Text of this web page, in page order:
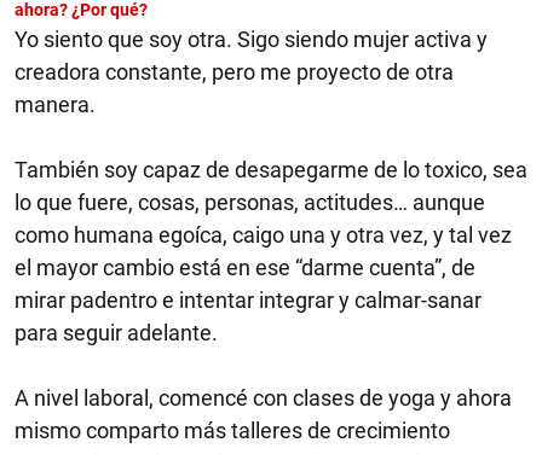
ahora? ¿Por qué?
Yo siento que soy otra. Sigo siendo mujer activa y
creadora constante, pero me proyecto de otra
manera.
También soy capaz de desapegarme de lo toxico, sea
lo que fuere, cosas, personas, actitudes… aunque
como humana egoíca, caigo una y otra vez, y tal vez
el mayor cambio está en ese “darme cuenta”, de
mirar padentro e intentar integrar y calmar-sanar
para seguir adelante.
A nivel laboral, comencé con clases de yoga y ahora
mismo comparto más talleres de crecimiento